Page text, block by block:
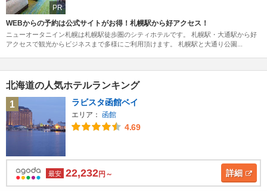
PR
WEBからの予約は公式サイトがお得！札幌駅から好アクセス！
ニューオータニイン札幌は札幌駅徒歩圏のシティホテルです。 札幌駅・大通駅から好
アクセスで観光からビジネスまで多様にご利用頂けます。 札幌駅と大通り公園...
北海道の人気ホテルランキング
1
ラビスタ函館ベイ
エリア： 函館
4.69
最安 22,232円～ 詳細